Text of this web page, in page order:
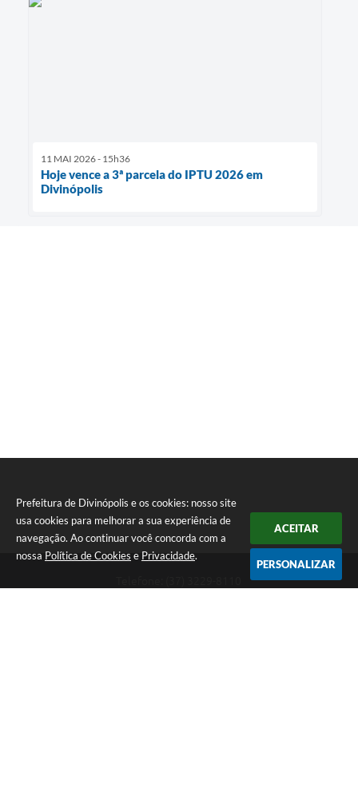
Prefeitura de Divinópolis e os cookies: nosso site
usa cookies para melhorar a sua experiência de
navegação. Ao continuar você concorda com a
nossa Política de Cookies e Privacidade.
ACEITAR
PERSONALIZAR
11 MAI 2026 - 15h36
Hoje vence a 3ª parcela do IPTU 2026 em
Divinópolis